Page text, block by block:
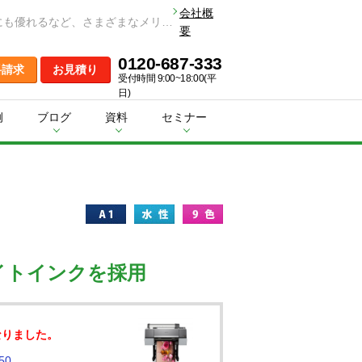
会社概
要
求 お見積り 0120-687-333
受付時間 9:00~18:00(平
日)
ブログ 資料 セミナー
インクを採用
ました。